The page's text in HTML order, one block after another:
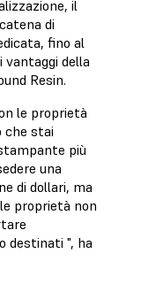
il
di
fino al
della
Resin.
le proprietà
che stai
più
una
di dollari, ma
proprietà non
destinati ", ha